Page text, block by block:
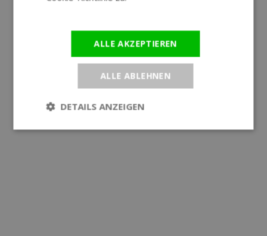
ALLE AKZEPTIEREN
ALLE ABLEHNEN
DETAILS ANZEIGEN